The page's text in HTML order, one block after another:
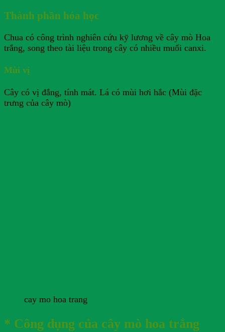
Thành phần hóa học
Chua có công trình nghiên cứu kỹ lương về cây mò Hoa
trắng, song theo tài liệu trong cây có nhiều muối canxi.
Mùi vị
Cây có vị đắng, tính mát. Lá có mùi hơi hắc (Mùi đặc
trưng của cây mò)
cay mo hoa trang
* Công dụng của cây mò hoa trắng